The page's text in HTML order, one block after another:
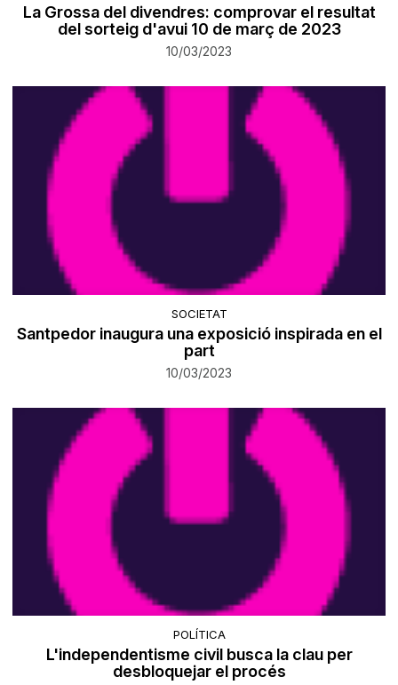
La Grossa del divendres: comprovar el resultat
del sorteig d'avui 10 de març de 2023
10/03/2023
SOCIETAT
Santpedor inaugura una exposició inspirada en el
part
10/03/2023
POLÍTICA
L'independentisme civil busca la clau per
desbloquejar el procés